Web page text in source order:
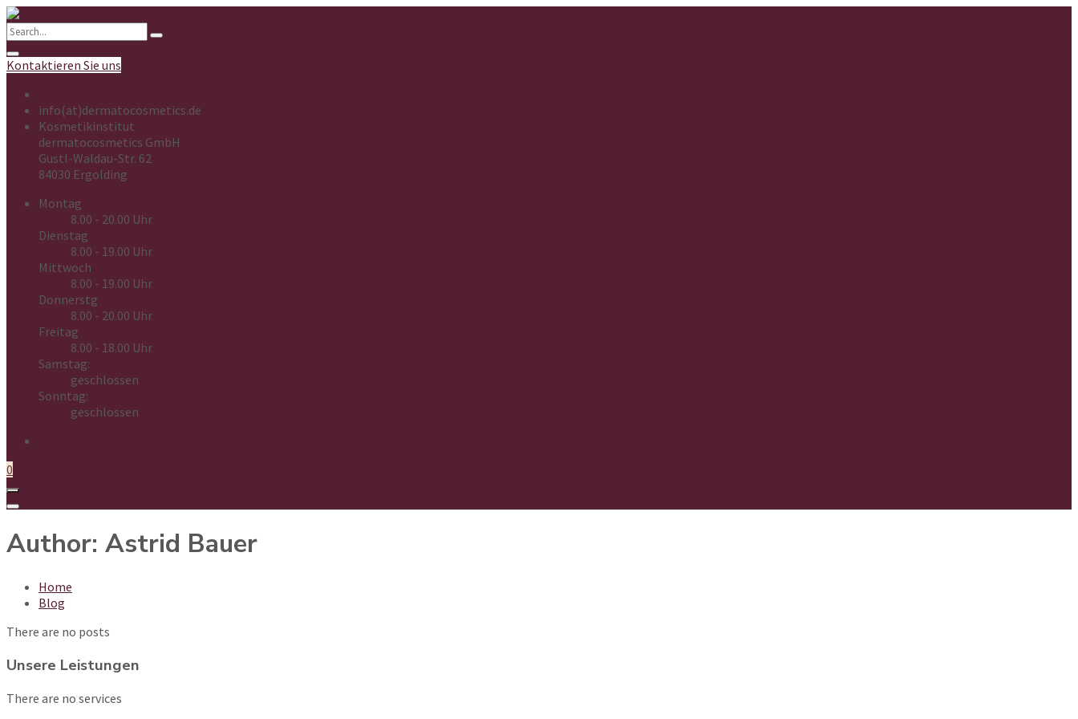
Kontaktieren Sie uns
info(at)dermatocosmetics.de
Kosmetikinstitut
dermatocosmetics GmbH
Gustl-Waldau-Str. 62
84030 Ergolding
Montag
8.00 - 20.00 Uhr
Dienstag
8.00 - 19.00 Uhr
Mittwoch
8.00 - 19.00 Uhr
Donnerstg
8.00 - 20.00 Uhr
Freitag
8.00 - 18.00 Uhr
Samstag:
geschlossen
Sonntag:
geschlossen
0
Author: Astrid Bauer
Home
Blog
There are no posts
Unsere Leistungen
There are no services